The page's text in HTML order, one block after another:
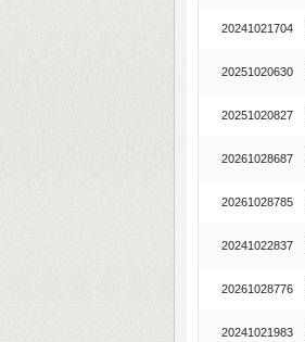
20241021704
20251020630
20251020827
20261028687
20261028785
20241022837
20261028776
20241021983